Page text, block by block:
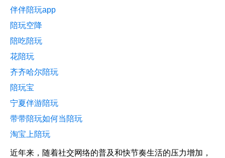
伴伴陪玩app
陪玩空降
陪吃陪玩
花陪玩
齐齐哈尔陪玩
陪玩宝
宁夏伴游陪玩
带带陪玩如何当陪玩
淘宝上陪玩
近年来，随着社交网络的普及和快节奏生活的压力增加，